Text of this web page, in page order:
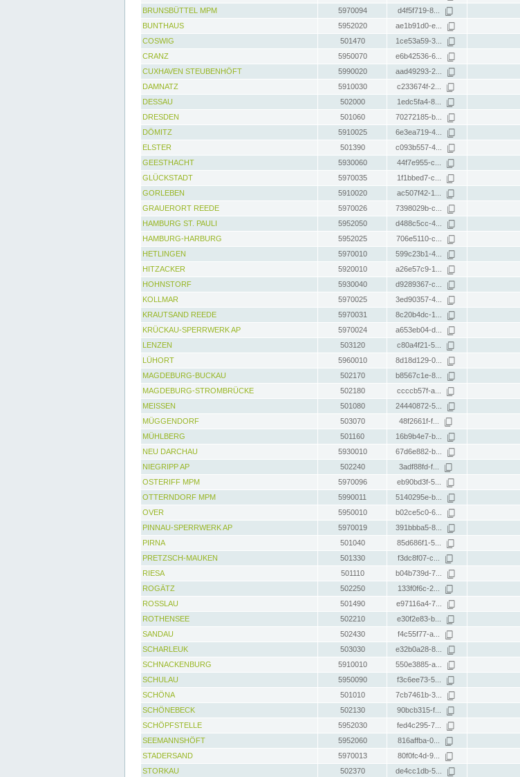
BRUNSBÜTTEL MPM
5970094 d4f5f719-8...
BUNTHAUS
5952020 ae1b91d0-e...
COSWIG
501470 1ce53a59-3...
CRANZ
5950070 e6b42536-6...
CUXHAVEN STEUBENHÖFT
5990020 aad49293-2...
DAMNATZ
5910030 c233674f-2...
DESSAU
502000 1edc5fa4-8...
DRESDEN
501060 70272185-b...
DÖMITZ
5910025 6e3ea719-4...
ELSTER
501390 c093b557-4...
GEESTHACHT
5930060 44f7e955-c...
GLÜCKSTADT
5970035 1f1bbed7-c...
GORLEBEN
5910020 ac507f42-1...
GRAUERORT REEDE
5970026 7398029b-c...
HAMBURG ST. PAULI
5952050 d488c5cc-4...
HAMBURG-HARBURG
5952025 706e5110-c...
HETLINGEN
5970010 599c23b1-4...
HITZACKER
5920010 a26e57c9-1...
HOHNSTORF
5930040 d9289367-c...
KOLLMAR
5970025 3ed90357-4...
KRAUTSAND REEDE
5970031 8c20b4dc-1...
KRÜCKAU-SPERRWERK AP
5970024 a653eb04-d...
LENZEN
503120 c80a4f21-5...
LÜHORT
5960010 8d18d129-0...
MAGDEBURG-BUCKAU
502170 b8567c1e-8...
MAGDEBURG-STROMBRÜCKE
502180 ccccb57f-a...
MEISSEN
501080 24440872-5...
MÜGGENDORF
503070 48f2661f-f...
MÜHLBERG
501160 16b9b4e7-b...
NEU DARCHAU
5930010 67d6e882-b...
NIEGRIPP AP
502240 3adf88fd-f...
OSTERIFF MPM
5970096 eb90bd3f-5...
OTTERNDORF MPM
5990011 5140295e-b...
OVER
5950010 b02ce5c0-6...
PINNAU-SPERRWERK AP
5970019 391bbba5-8...
PIRNA
501040 85d686f1-5...
PRETZSCH-MAUKEN
501330 f3dc8f07-c...
RIESA
501110 b04b739d-7...
ROGÄTZ
502250 133f0f6c-2...
ROSSLAU
501490 e97116a4-7...
ROTHENSEE
502210 e30f2e83-b...
SANDAU
502430 f4c55f77-a...
SCHARLEUK
503030 e32b0a28-8...
SCHNACKENBURG
5910010 550e3885-a...
SCHULAU
5950090 f3c6ee73-5...
SCHÖNA
501010 7cb7461b-3...
SCHÖNEBECK
502130 90bcb315-f...
SCHÖPFSTELLE
5952030 fed4c295-7...
SEEMANNSHÖFT
5952060 816affba-0...
STADERSAND
5970013 80f0fc4d-9...
STORKAU
502370 de4cc1db-5...